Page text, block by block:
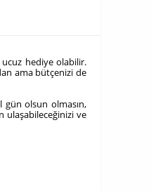
hediye olabilir.
ama bütçenizi de
olsun olmasın,
ulaşabileceğinizi ve